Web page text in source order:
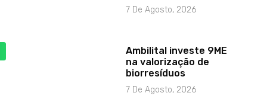
7 De Agosto, 2026
Ambilital investe 9ME
na valorização de
biorresíduos
7 De Agosto, 2026